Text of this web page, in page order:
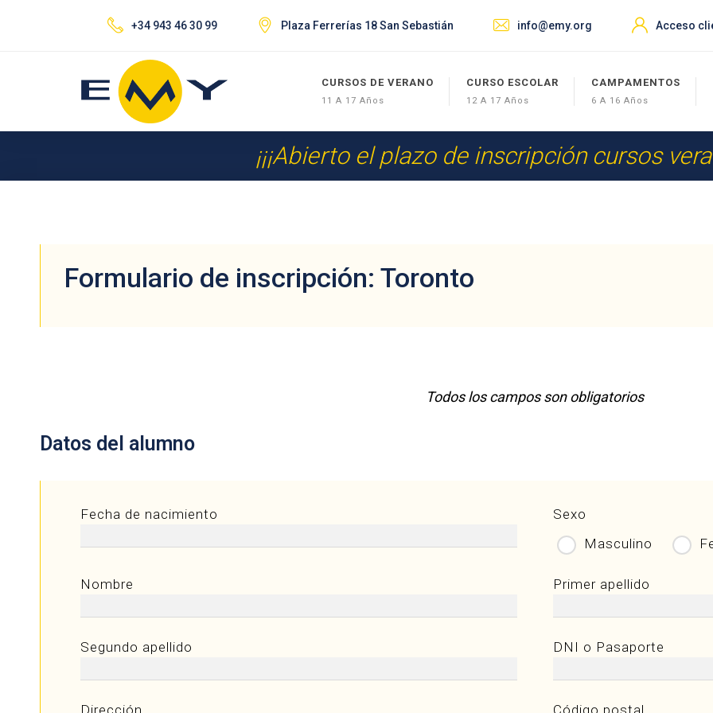
+34 943 46 30 99 Plaza Ferrerías 18 San Sebastián info@emy.org Acceso
CURSOS DE VERANO
11 A 17 Años
CURSO ESCOLAR
12 A 17 Años
CAMPAMENTOS
6 A 16 Años
¡¡¡Abierto el plazo de inscripción cursos
Formulario de inscripción: Toronto
Todos los campos son obligatorios
Datos del alumno
Fecha de nacimiento
Sexo
Masculino
Nombre Primer apellido
Segundo apellido DNI o Pasaporte
Dirección Código postal